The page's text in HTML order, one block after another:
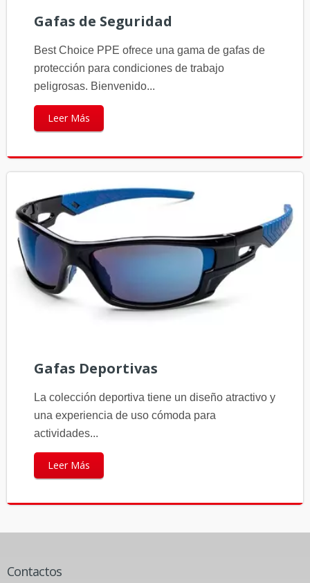
Gafas de Seguridad
Best Choice PPE ofrece una gama de gafas de
protección para condiciones de trabajo
peligrosas. Bienvenido...
Leer Más
Gafas Deportivas
La colección deportiva tiene un diseño atractivo y
una experiencia de uso cómoda para
actividades...
Leer Más
Contactos